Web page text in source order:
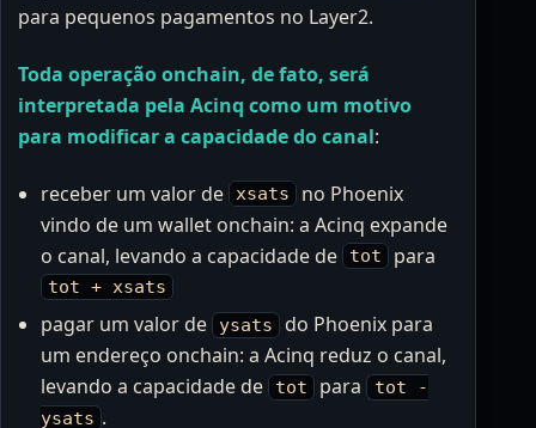
para pequenos pagamentos no Layer2.
Toda operação onchain, de fato, será
interpretada pela Acinq como um motivo
para modificar a capacidade do canal:
receber um valor de xsats
no Phoenix
vindo de um wallet onchain: a Acinq expande
o canal, levando a capacidade de tot para
tot + xsats
pagar um valor de ysats
do Phoenix para
um endereço onchain: a Acinq reduz o canal,
levando a capacidade de tot para tot -
ysats .